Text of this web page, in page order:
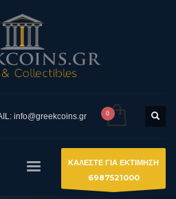
info@greekcoins.gr
ΚΑΛΕΣΤΕ ΓΙΑ ΕΚΤΙΜΗΣΗ
6987521000